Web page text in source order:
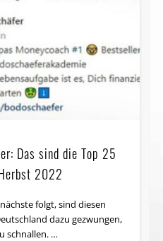
Das sind die Top 25
2022
folgt, sind diesen
dazu gezwungen,
schnallen. …